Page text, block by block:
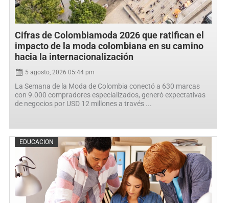
Cifras de Colombiamoda 2026 que ratifican el
impacto de la moda colombiana en su camino
hacia la internacionalización
5 agosto, 2026 05:44 pm
La Semana de la Moda de Colombia conectó a 630 marcas
con 9.000 compradores especializados, generó expectativas
de negocios por USD 12 millones a través ...
EDUCACION
Posted